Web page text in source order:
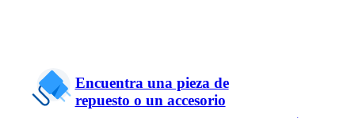
Encuentra una pieza de
repuesto o un accesorio